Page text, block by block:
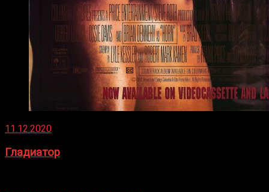
11.12.2020
Гладиатор